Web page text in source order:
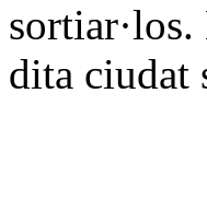
dita ciudat